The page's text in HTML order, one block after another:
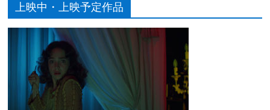
上映中・上映予定作品